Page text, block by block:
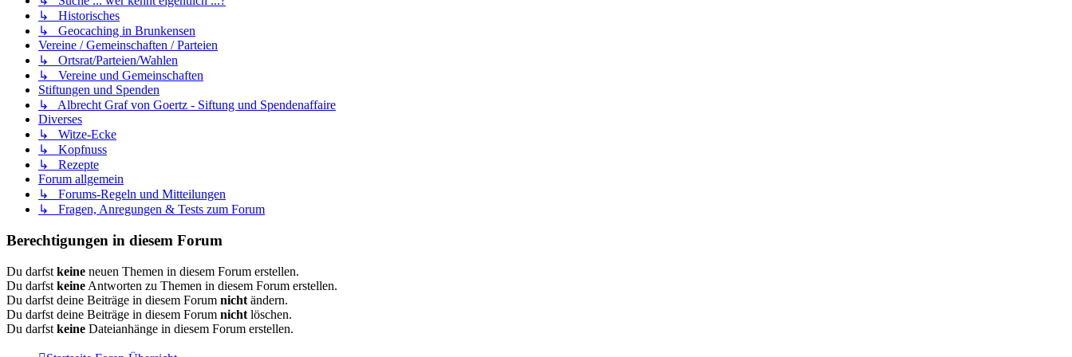
↳ Historisches
↳ Geocaching in Brunkensen
Vereine / Gemeinschaften / Parteien
↳ Ortsrat/Parteien/Wahlen
↳ Vereine und Gemeinschaften
Stiftungen und Spenden
↳ Albrecht Graf von Goertz - Siftung und Spendenaffaire
Diverses
↳ Witze-Ecke
↳ Kopfnuss
↳ Rezepte
Forum allgemein
↳ Forums-Regeln und Mitteilungen
↳ Fragen, Anregungen & Tests zum Forum
Berechtigungen in diesem Forum
Du darfst keine neuen Themen in diesem Forum erstellen.
Du darfst keine Antworten zu Themen in diesem Forum erstellen.
Du darfst deine Beiträge in diesem Forum nicht ändern.
Du darfst deine Beiträge in diesem Forum nicht löschen.
Du darfst keine Dateianhänge in diesem Forum erstellen.